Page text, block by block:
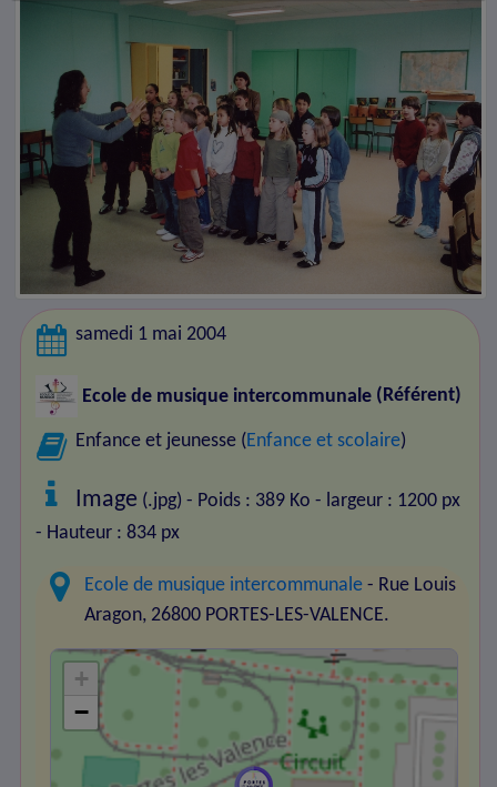
samedi 1 mai 2004
Ecole de musique intercommunale (Référent)
Enfance et jeunesse (Enfance et scolaire)
Image (.jpg) - Poids : 389 Ko - largeur : 1200 px
- Hauteur : 834 px
Ecole de musique intercommunale - Rue Louis
Aragon, 26800 PORTES-LES-VALENCE.
+
−